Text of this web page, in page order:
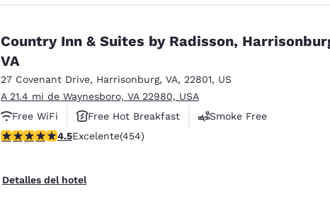
Country Inn & Suites by Radisson,
VA
27 Covenant Drive, Harrisonburg, VA, 22801, US
A 21.4 mi de Waynesboro, VA 22980, USA
Free WiFi
Free Hot Breakfast
Smoke Free
calificación de 4.5 estrellas. Excelente. 454 reseñas
4.5Excelente(454)
Detalles del hotel